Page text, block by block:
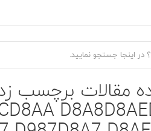
مقالات برچسب